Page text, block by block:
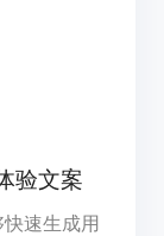
验文案
速生成用